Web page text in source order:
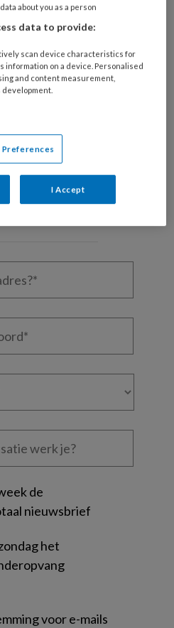
lezen?
aan en lees 2
per maand
de
nieuwsbrief
het
voor e-mails
about you as a person
data to provide:
scan device characteristics for
information on a device. Personalised
and content measurement,
Preferences
I Accept